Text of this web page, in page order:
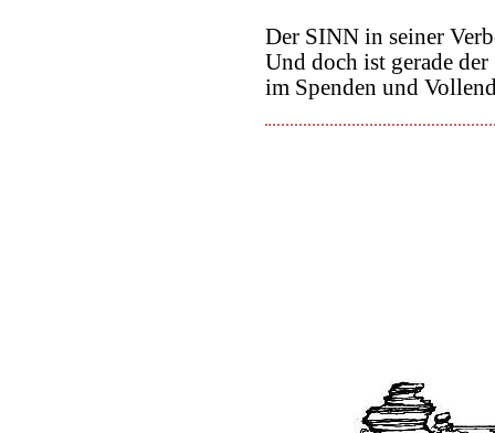
Der SINN in seiner
Und doch ist gerade
im Spenden und